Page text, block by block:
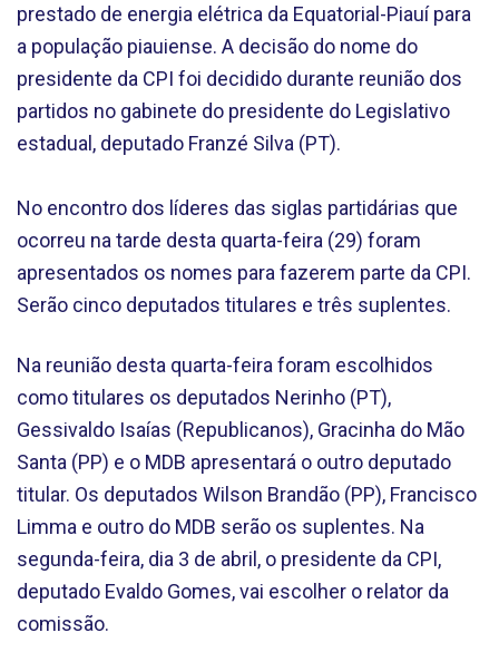
prestado de energia elétrica da Equatorial-Piauí para
a população piauiense. A decisão do nome do
presidente da CPI foi decidido durante reunião dos
partidos no gabinete do presidente do Legislativo
estadual, deputado Franzé Silva (PT).
No encontro dos líderes das siglas partidárias que
ocorreu na tarde desta quarta-feira (29) foram
apresentados os nomes para fazerem parte da CPI.
Serão cinco deputados titulares e três suplentes.
Na reunião desta quarta-feira foram escolhidos
como titulares os deputados Nerinho (PT),
Gessivaldo Isaías (Republicanos), Gracinha do Mão
Santa (PP) e o MDB apresentará o outro deputado
titular. Os deputados Wilson Brandão (PP), Francisco
Limma e outro do MDB serão os suplentes. Na
segunda-feira, dia 3 de abril, o presidente da CPI,
deputado Evaldo Gomes, vai escolher o relator da
comissão.